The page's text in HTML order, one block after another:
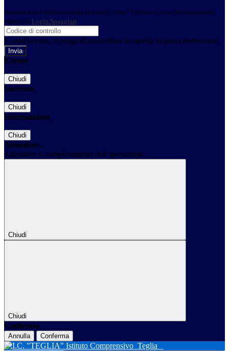
Non hai una e-mail associata al nome utente? Effettua il reset della password
tramite la Login Spaggiari
E-mail inviata, si prega di controllare la casella di posta elettronica!
Errore
Chiudi
Successo
Chiudi
Informazione
Chiudi
Attendere...
Attendere il completamento dell'operazione...
Chiudi
Chiudi
Conferma
Annulla Conferma
Istituto Comprensivo Teglia